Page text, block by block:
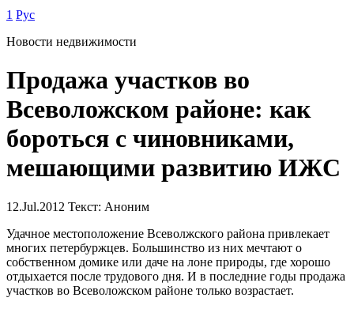
1 Рус
Новости недвижимости
Продажа участков во
Всеволожском районе: как
бороться с чиновниками,
мешающими развитию ИЖС
12.Jul.2012 Текст: Аноним
Удачное местоположение Всеволжского района привлекает
многих петербуржцев. Большинство из них мечтают о
собственном домике или даче на лоне природы, где хорошо
отдыхается после трудового дня. И в последние годы продажа
участков во Всеволожском районе только возрастает.